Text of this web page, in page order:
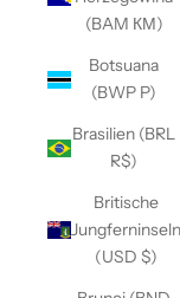
(BAM КМ)
Botsuana
(BWP P)
Brasilien (BRL
R$)
Britische
Jungferninseln
(USD $)